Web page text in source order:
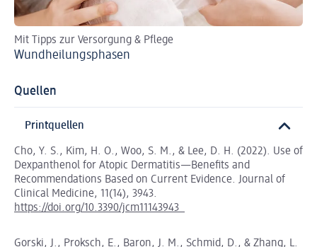
Mit Tipps zur Versorgung & Pflege
Wundheilungsphasen
Quellen
Printquellen
Cho, Y. S., Kim, H. O., Woo, S. M., & Lee, D. H. (2022). Use of
Dexpanthenol for Atopic Dermatitis—Benefits and
Recommendations Based on Current Evidence. Journal of
Clinical Medicine, 11(14), 3943.
https://doi.org/10.3390/jcm11143943
Gorski, J., Proksch, E., Baron, J. M., Schmid, D., & Zhang, L.